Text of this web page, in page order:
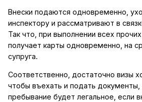
Внески подаются одновременно,
инспектору и рассматривают в
Так что, при выполнении всех
получает карты одновременно, на
супруга.
Соответственно, достаточно визы
чтобы въехать и подать
пребывание будет легальное, если